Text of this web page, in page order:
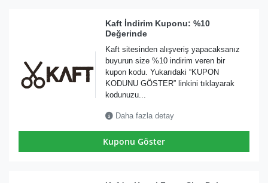
Kaft İndirim Kuponu: %10
Değerinde
Kaft sitesinden alışveriş yapacaksanız
buyurun size %10 indirim veren bir
kupon kodu. Yukarıdaki “KUPON
KODUNU GÖSTER” linkini tıklayarak
kodunuzu...
Daha fazla detay
Kuponu Göster